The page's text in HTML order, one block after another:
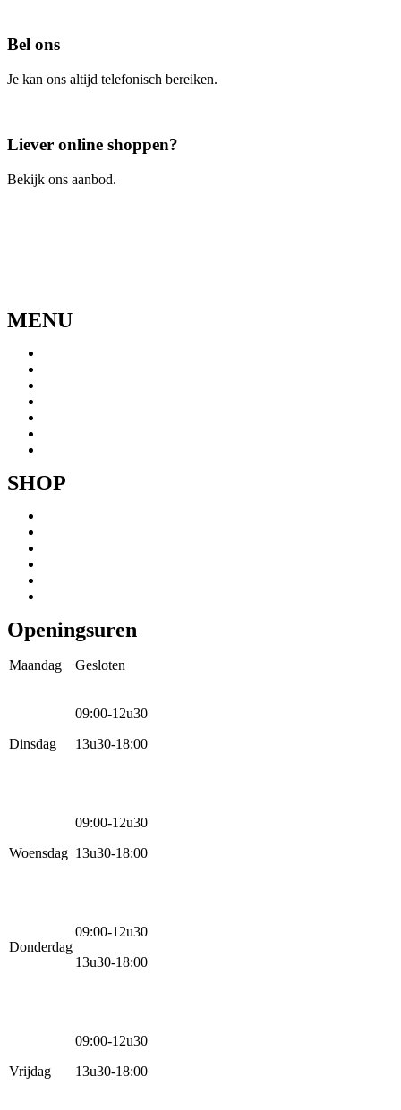
Bel ons
Je kan ons altijd telefonisch bereiken.
Liever online shoppen?
Bekijk ons aanbod.
MENU
Menu
SHOP
Menu
Openingsuren
Maandag Gesloten
Dinsdag
09:00-12u30
13u30-18:00
Woensdag
09:00-12u30
13u30-18:00
Donderdag
09:00-12u30
13u30-18:00
Vrijdag
09:00-12u30
13u30-18:00